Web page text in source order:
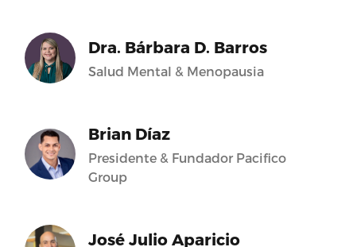
Dra. Bárbara D. Barros
Salud Mental & Menopausia
Brian Díaz
Presidente & Fundador Pacifico
Group
José Julio Aparicio